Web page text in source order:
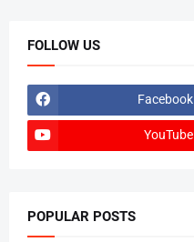
FOLLOW US
Facebook
YouTube
POPULAR POSTS